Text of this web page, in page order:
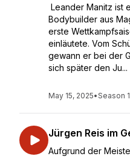
Leander Manitz ist
Bodybuilder aus
erste
einläutete. Vom
gewann er bei der
sich später den Ju...
May 15, 2025•Season 1
Jürgen Reis im
Aufgrund der